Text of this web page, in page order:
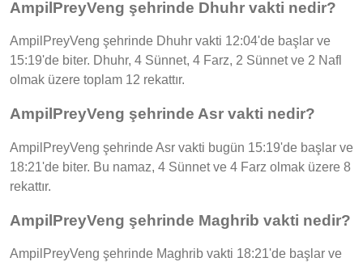
AmpilPreyVeng şehrinde Dhuhr vakti nedir?
AmpilPreyVeng şehrinde Dhuhr vakti 12:04'de başlar ve
15:19'de biter. Dhuhr, 4 Sünnet, 4 Farz, 2 Sünnet ve 2 Nafl
olmak üzere toplam 12 rekattır.
AmpilPreyVeng şehrinde Asr vakti nedir?
AmpilPreyVeng şehrinde Asr vakti bugün 15:19'de başlar ve
18:21'de biter. Bu namaz, 4 Sünnet ve 4 Farz olmak üzere 8
rekattır.
AmpilPreyVeng şehrinde Maghrib vakti nedir?
AmpilPreyVeng şehrinde Maghrib vakti 18:21'de başlar ve